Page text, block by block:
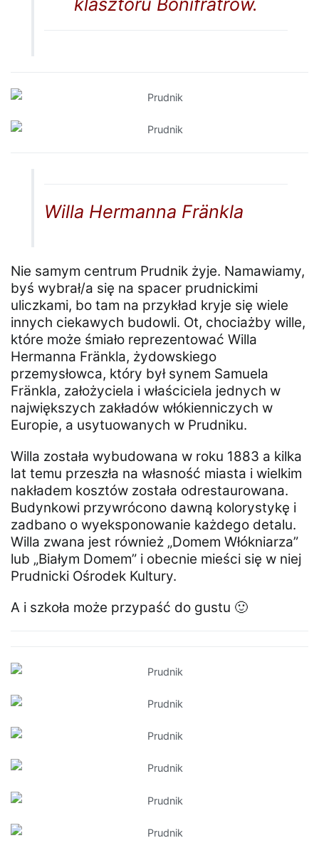
klasztoru Bonifratrów.
Willa Hermanna Fränkla
Nie samym centrum Prudnik żyje. Namawiamy,
byś wybrał/a się na spacer prudnickimi
uliczkami, bo tam na przykład kryje się wiele
innych ciekawych budowli. Ot, chociażby wille,
które może śmiało reprezentować Willa
Hermanna Fränkla, żydowskiego
przemysłowca, który był synem Samuela
Fränkla, założyciela i właściciela jednych w
największych zakładów włókienniczych w
Europie, a usytuowanych w Prudniku.
Willa została wybudowana w roku 1883 a kilka
lat temu przeszła na własność miasta i wielkim
nakładem kosztów została odrestaurowana.
Budynkowi przywrócono dawną kolorystykę i
zadbano o wyeksponowanie każdego detalu.
Willa zwana jest również „Domem Włókniarza”
lub „Białym Domem” i obecnie mieści się w niej
Prudnicki Ośrodek Kultury.
A i szkoła może przypaść do gustu 🙂